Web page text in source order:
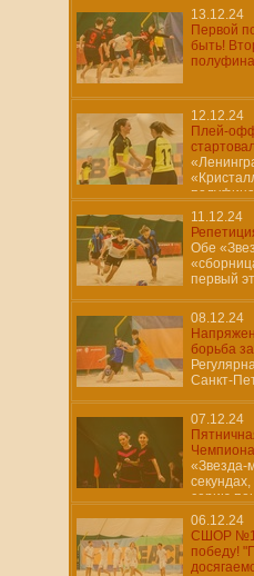
13.12.24
Первой
быть!
12.12.24
Плей-
11.12.24
Обе
первый
08.12.24
борьба
Санкт-
07.12.24
«Звезда-
серию
06.12.24
СШОР №1
победу!